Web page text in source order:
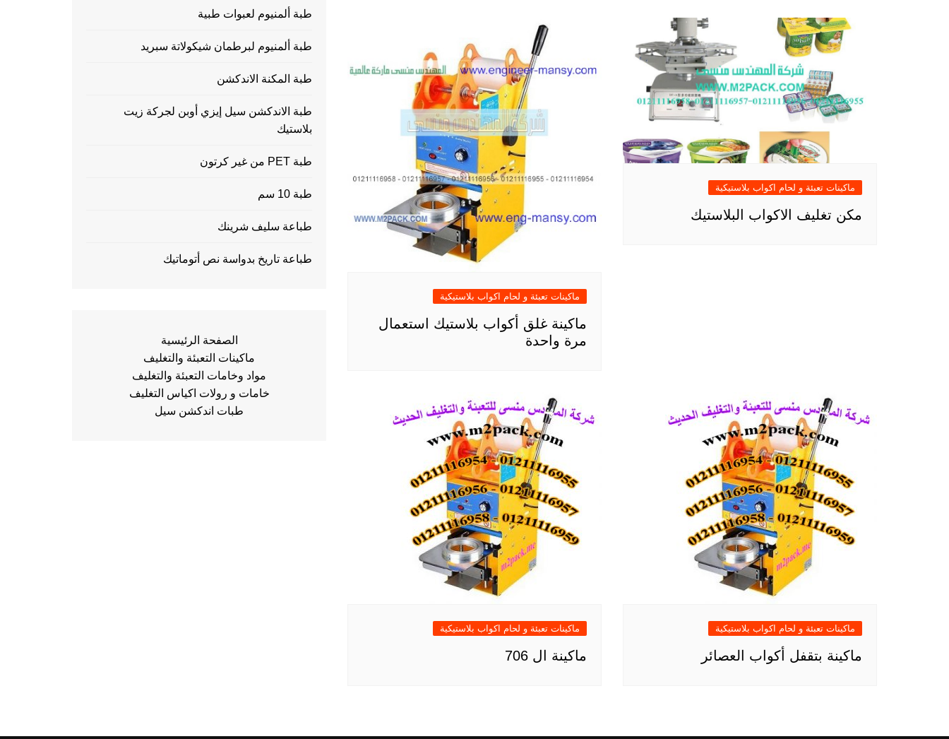
ماكينات تعبئة و لحام اكواب بلاستيكية
مكن تغليف الاكواب البلاستيك
ماكينات تعبئة و لحام اكواب بلاستيكية
ماكينة غلق أكواب بلاستيك استعمال
مرة واحدة
ماكينات تعبئة و لحام اكواب بلاستيكية
ماكينة بتقفل أكواب العصائر
ماكينات تعبئة و لحام اكواب بلاستيكية
ماكينة ال 706
طبة ألمنيوم لعبوات طبية
طبة ألمنيوم لبرطمان شيكولاتة سبريد
طبة المكنة الاندكشن
طبة الاندكشن سيل إيزي أوبن لجركة زيت
بلاستيك
طبة PET من غير كرتون
طبة 10 سم
طباعة سليف شرينك
طباعة تاريخ بدواسة نص أتوماتيك
الصفحة الرئيسية
ماكينات التعبئة والتغليف
مواد وخامات التعبئة والتغليف
خامات و رولات اكياس التغليف
طبات اندكشن سيل